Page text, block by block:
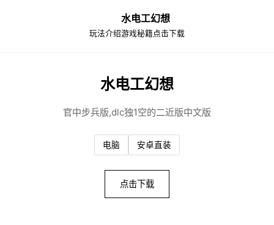
水电工幻想
玩法介绍游戏秘籍点击下载
水电工幻想
官中步兵版,dlc独1空的二近版中文版
电脑 安卓直装
点击下载